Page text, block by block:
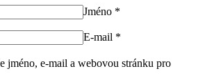
Jméno *
E-mail *
jméno, e-mail a webovou stránku pro